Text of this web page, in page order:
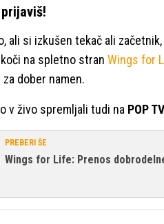
ali si izkušen tekač ali
na spletno stran Wings for
dober namen.
v živo spremljali tudi na POP TV
PREBERI ŠE
Wings for Life: Prenos